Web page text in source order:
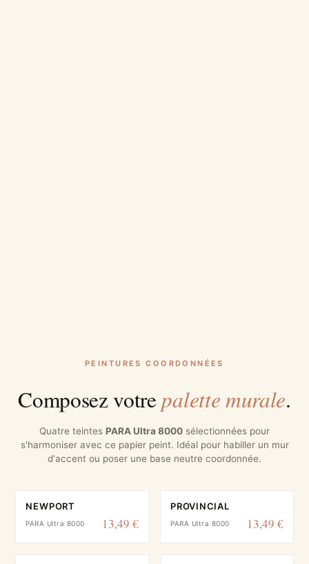
PEINTURES COORDONNÉES
Composez votrepalette murale.
Quatre teintes PARA Ultra 8000 sélectionnées pour
s'harmoniser avec ce papier peint. Idéal pour habiller un mur
d'accent ou poser une base neutre coordonnée.
NEWPORT
PARA Ultra 8000 13,49 €
PROVINCIAL
PARA Ultra 8000 13,49 €